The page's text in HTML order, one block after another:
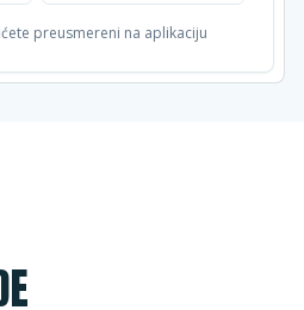
preusmereni na aplikaciju